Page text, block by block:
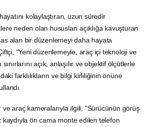
kolaylaştıran, uzun süredir
neden olan hususları açıklığa kavuşturan
alan bir düzenlemeyi daha hayata
"Yeni düzenlemeyle, araç içi teknoloji ve
açık, anlaşılır ve objektif ölçütlerle
farklılıkların ve bilgi kirliliğinin önüne
araç kameralarıyla ilgili, "Sürücünün görüş
kaydıyla ön cama monte edilen telefon